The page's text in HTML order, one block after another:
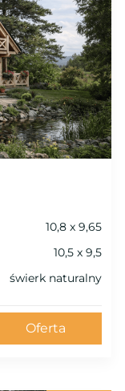
10,8 x 9,65
10,5 x 9,5
świerk naturalny
Oferta